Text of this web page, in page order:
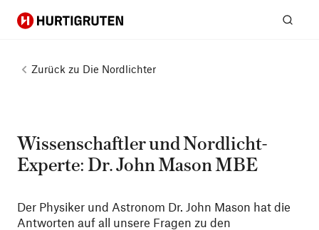
Hurtigruten
Zurück zu Die Nordlichter
Wissenschaftler und Nordlicht-
Experte: Dr. John Mason MBE
Der Physiker und Astronom Dr. John Mason hat die
Antworten auf all unsere Fragen zu den